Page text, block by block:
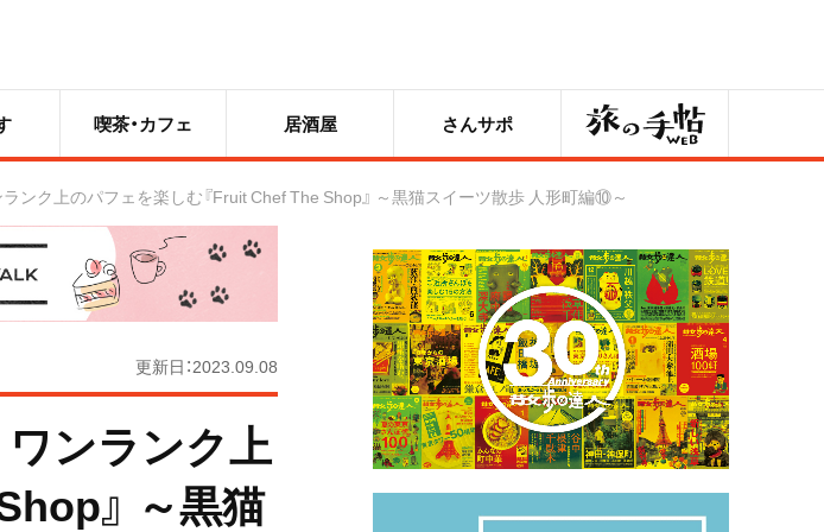
喫茶・カフェ 居酒屋 さんサポ 旅の手帖
ンク上のパフェを楽しむ『Fruit Chef The Shop』 ～黒猫スイーツ散歩 人形町編⑩～
更新日：2023.09.08
ンランク上
』 ～黒猫